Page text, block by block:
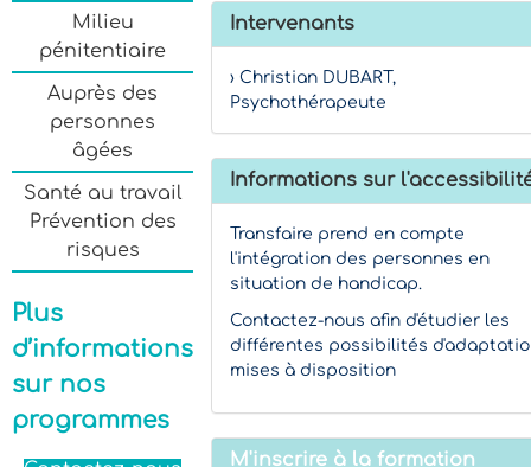
Milieu
pénitentiaire
Auprès des
personnes
âgées
Santé au travail
Prévention des
risques
Plus
d’informations
sur nos
programmes
Intervenants
› Christian DUBART,
Psychothérapeute
Informations sur
Transfaire prend en compte
l'intégration des personnes en
situation de handicap.
Contactez-nous afin d'étudier les
différentes possibilités
mises à disposition
M'inscrire à la formation